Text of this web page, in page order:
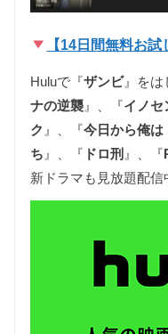
【14日間無料お
Huluで『ザンビ』をは
ナの逆襲 』、『イノセ
ク 』、『今日から俺は
ち 』、『 ドロ刑 』、『
新ドラマも見放題配信